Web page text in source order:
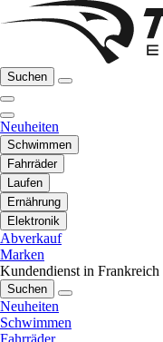
Suchen
Neuheiten
Schwimmen
Fahrräder
Laufen
Ernährung
Elektronik
Abverkauf
Marken
Kundendienst in Frankreich
Suchen
Neuheiten
Schwimmen
Fahrräder